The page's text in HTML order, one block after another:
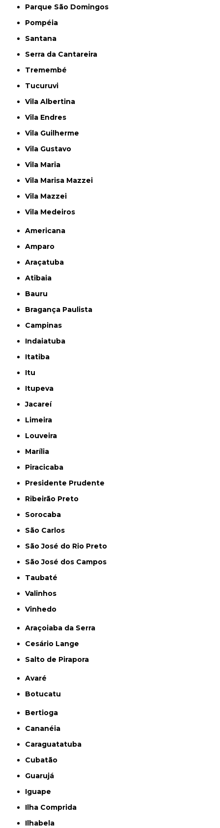
Parque São Domingos
Pompéia
Santana
Serra da Cantareira
Tremembé
Tucuruvi
Vila Albertina
Vila Endres
Vila Guilherme
Vila Gustavo
Vila Maria
Vila Marisa Mazzei
Vila Mazzei
Vila Medeiros
Americana
Amparo
Araçatuba
Atibaia
Bauru
Bragança Paulista
Campinas
Indaiatuba
Itatiba
Itu
Itupeva
Jacareí
Limeira
Louveira
Marília
Piracicaba
Presidente Prudente
Ribeirão Preto
Sorocaba
São Carlos
São José do Rio Preto
São José dos Campos
Taubaté
Valinhos
Vinhedo
Araçoiaba da Serra
Cesário Lange
Salto de Pirapora
Avaré
Botucatu
Bertioga
Cananéia
Caraguatatuba
Cubatão
Guarujá
Iguape
Ilha Comprida
Ilhabela